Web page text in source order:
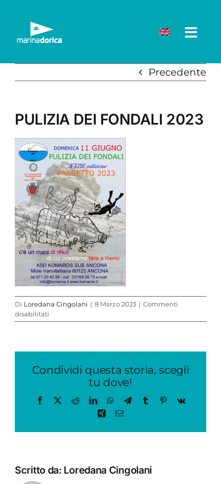
contenuto
Precedente
PULIZIA DEI FONDALI 2023
Di Loredana Cingolani | 8 Marzo 2023 | Commenti
disabilitati
PULIZIA
2023
Condividi questa storia, scegli
tu dove!
Facebook
X RedditLinkedInWhatsApp
TelegramTumblrPinterest
Vk
Xing Email
Scritto da: Loredana Cingolani